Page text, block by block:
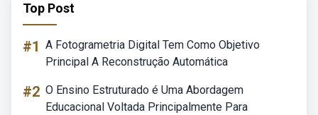
Top Post
#1 A Fotogrametria Digital Tem Como Objetivo
Principal A Reconstrução Automática
#2 O Ensino Estruturado é Uma Abordagem
Educacional Voltada Principalmente Para